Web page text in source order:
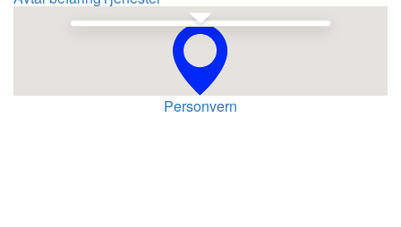
Personvern